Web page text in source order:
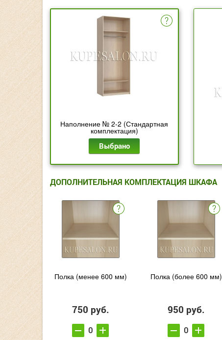
Наполнение № 2-2 (Стандартная
комплектация)
Выбрано
ДОПОЛНИТЕЛЬНАЯ КОМПЛЕКТАЦИЯ ШКАФА
Полка (менее 600 мм)
750 руб.
Полка (более 600 мм)
950 руб.